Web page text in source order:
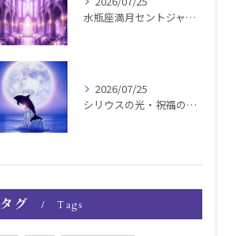
水瓶座満月セントジャーメインGSVF遠隔お知らせ
2026/07/25
シリウスの光・祝福の波動チャージ遠隔お知らせ〜銀河新年〜
タグ Tags